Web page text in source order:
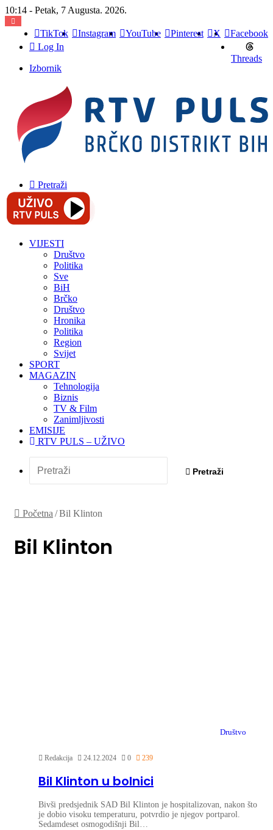
10:14 - Petak, 7 Augusta. 2026.
Facebook
X
Pinterest
YouTube
Instagram
TikTok
Threads
Log In
Izbornik
Pretraži
VIJESTI
Društvo
Politika
Sve
BiH
Brčko
Društvo
Hronika
Politika
Region
Svijet
SPORT
MAGAZIN
Tehnologija
Biznis
TV & Film
Zanimljivosti
EMISIJE
RTV PULS – UŽIVO
Pretraži
Početna /Bil Klinton
Bil Klinton
Društvo
Redakcija 24.12.2024 0 239
Bil Klinton u bolnici
Bivši predsjednik SAD Bil Klinton je hospitalizovan, nakon što
je dobio visoku temperaturu, potvrdio je njegov portparol.
Sedamdeset osmogodišnji Bil…